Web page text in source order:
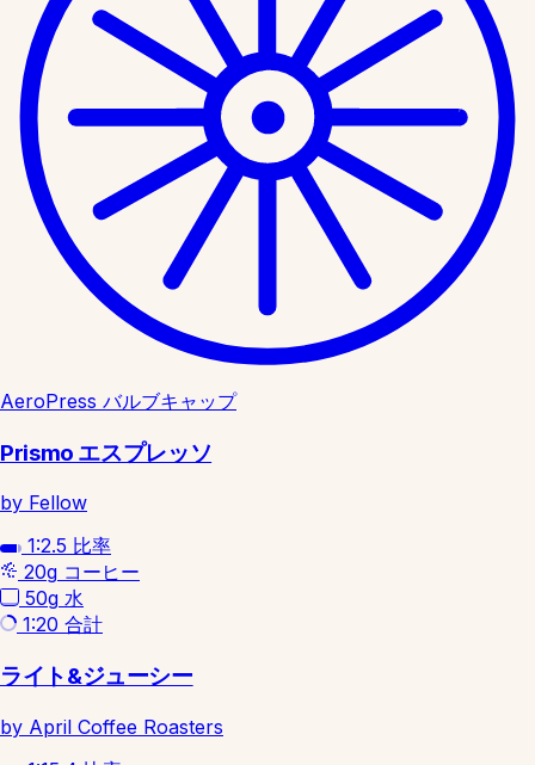
AeroPress バルブキャップ
Prismo エスプレッソ
by Fellow
1:2.5 比率
20g コーヒー
50g 水
1:20 合計
ライト&ジューシー
by April Coffee Roasters